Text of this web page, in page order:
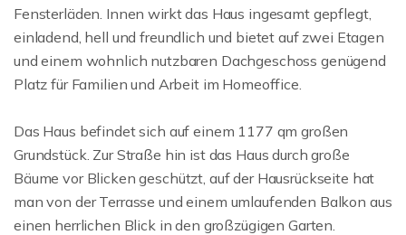
Fensterläden. Innen wirkt das Haus ingesamt gepflegt,
einladend, hell und freundlich und bietet auf zwei Etagen
und einem wohnlich nutzbaren Dachgeschoss genügend
Platz für Familien und Arbeit im Homeoffice.
Das Haus befindet sich auf einem 1177 qm großen
Grundstück. Zur Straße hin ist das Haus durch große
Bäume vor Blicken geschützt, auf der Hausrückseite hat
man von der Terrasse und einem umlaufenden Balkon aus
einen herrlichen Blick in den großzügigen Garten.